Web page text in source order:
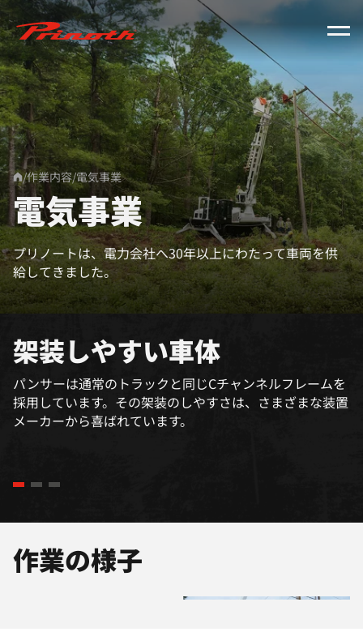
Prinoth - Corporate Website
Home
/作業内容/電気事業
電気事業
プリノートは、電力会社へ30年以上にわたって車両を供
給してきました。
架装しやすい車体
パンサーは通常のトラックと同じCチャンネルフレームを
採用しています。その架装のしやすさは、さまざまな装置
メーカーから喜ばれています。
作業の様子